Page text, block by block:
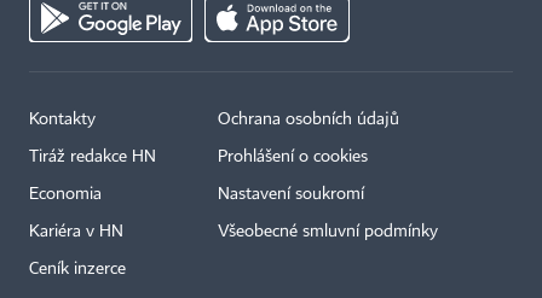
Kontakty
Tiráž redakce HN
Economia
Kariéra v HN
Ceník inzerce
Ochrana osobních údajů
Prohlášení o cookies
Nastavení soukromí
Všeobecné smluvní podmínky